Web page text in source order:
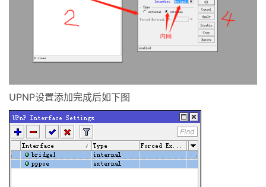
UPNP设置添加完成后如下图